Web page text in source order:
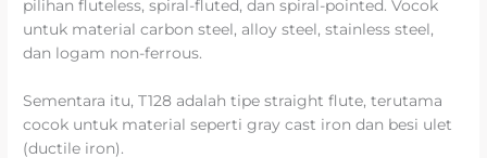
pilihan fluteless, spiral-fluted, dan spiral-pointed. Vocok
untuk material carbon steel, alloy steel, stainless steel,
dan logam non-ferrous.
Sementara itu, T128 adalah tipe straight flute, terutama
cocok untuk material seperti gray cast iron dan besi ulet
(ductile iron).